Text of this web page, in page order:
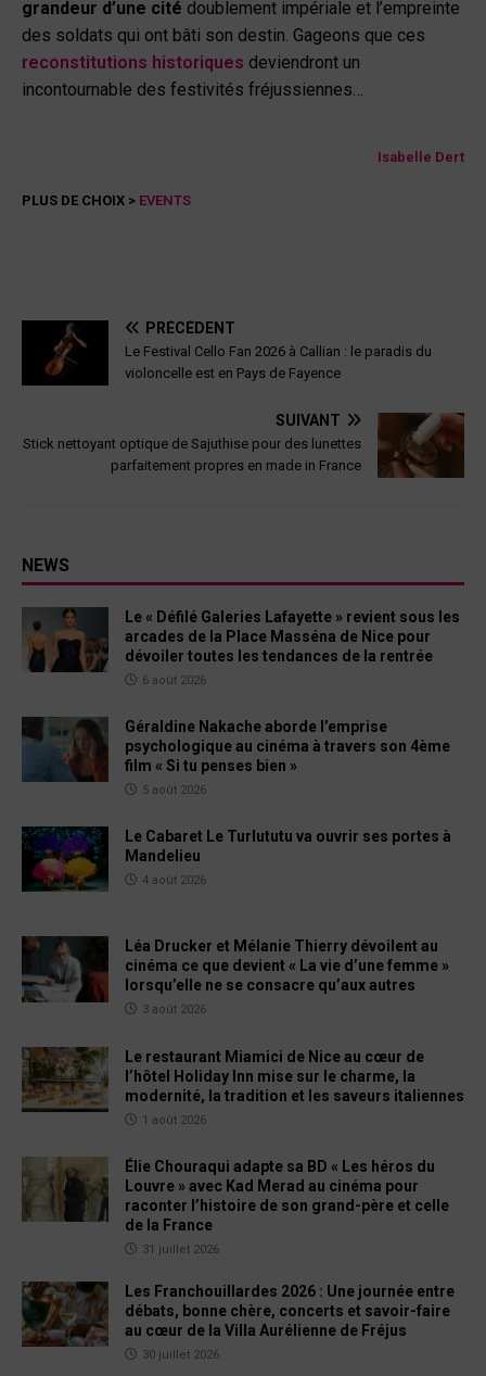
grandeur d’une cité doublement impériale et l’empreinte
des soldats qui ont bâti son destin. Gageons que ces
reconstitutions historiques deviendront un
incontournable des festivités fréjussiennes…
Isabelle Dert
PLUS DE CHOIX > EVENTS
PRÉCÉDENT
Le Festival Cello Fan 2026 à Callian : le paradis du
violoncelle est en Pays de Fayence
SUIVANT
Stick nettoyant optique de Sajuthise pour des lunettes
parfaitement propres en made in France
NEWS
Le « Défilé Galeries Lafayette » revient sous les
arcades de la Place Masséna de Nice pour
dévoiler toutes les tendances de la rentrée
6 août 2026
Géraldine Nakache aborde l’emprise
psychologique au cinéma à travers son 4ème
film « Si tu penses bien »
5 août 2026
Le Cabaret Le Turlututu va ouvrir ses portes à
Mandelieu
4 août 2026
Léa Drucker et Mélanie Thierry dévoilent au
cinéma ce que devient « La vie d’une femme »
lorsqu’elle ne se consacre qu’aux autres
3 août 2026
Le restaurant Miamici de Nice au cœur de
l’hôtel Holiday Inn mise sur le charme, la
modernité, la tradition et les saveurs italiennes
1 août 2026
Élie Chouraqui adapte sa BD « Les héros du
Louvre » avec Kad Merad au cinéma pour
raconter l’histoire de son grand-père et celle
de la France
31 juillet 2026
Les Franchouillardes 2026 : Une journée entre
débats, bonne chère, concerts et savoir-faire
au cœur de la Villa Aurélienne de Fréjus
30 juillet 2026